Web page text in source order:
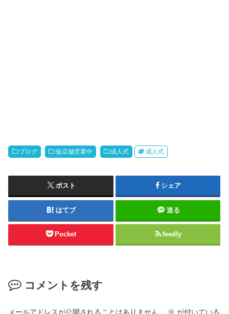
ブログ 仮店舗営業中 成人式 成人式
ポスト シェア
はてブ 送る
Pocket feedly
コメントを残す
メールアドレスが公開されることはありません。 ※ が付いている